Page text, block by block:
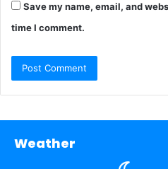
Save my name, email, and
time I comment.
Weather